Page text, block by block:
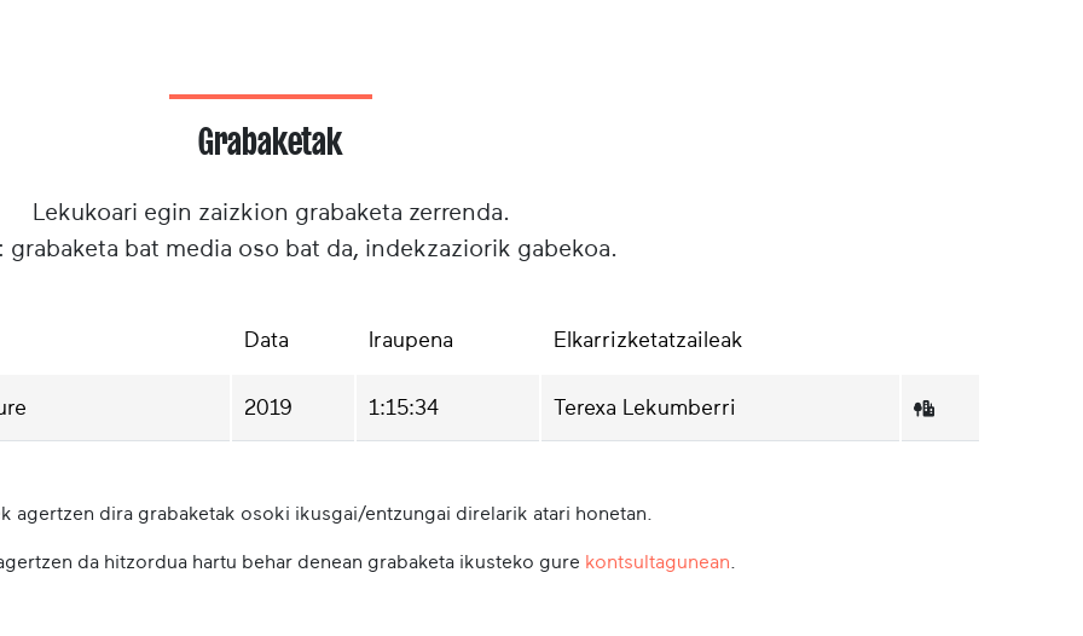
Grabaketak
Lekukoari egin zaizkion grabaketa zerrenda.
grabaketa bat media oso bat da, indekzaziorik gabekoa.
Data Iraupena Elkarrizketatzaileak
2019 1:15:34 Terexa Lekumberri
agertzen dira grabaketak osoki ikusgai/entzungai direlarik atari honetan.
da hitzordua hartu behar denean grabaketa ikusteko gure kontsultagunean